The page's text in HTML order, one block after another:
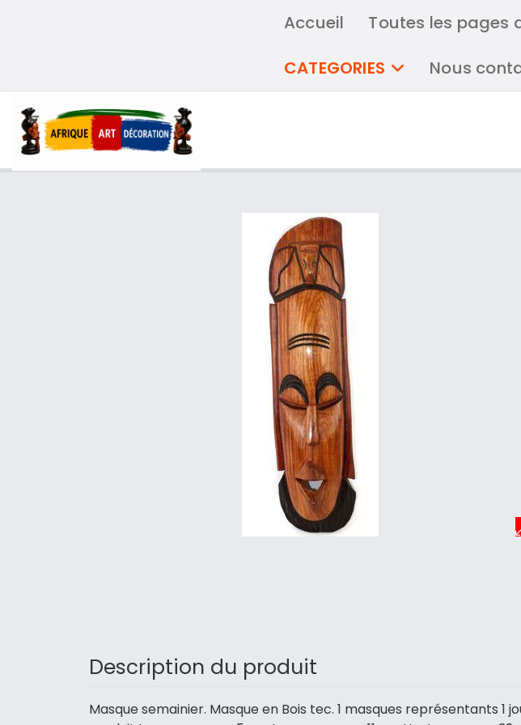
Accueil Toutes les pages
CATEGORIES
Nous
Description du produit
Masque semainier. Masque en Bois tec. 1 masques représentants